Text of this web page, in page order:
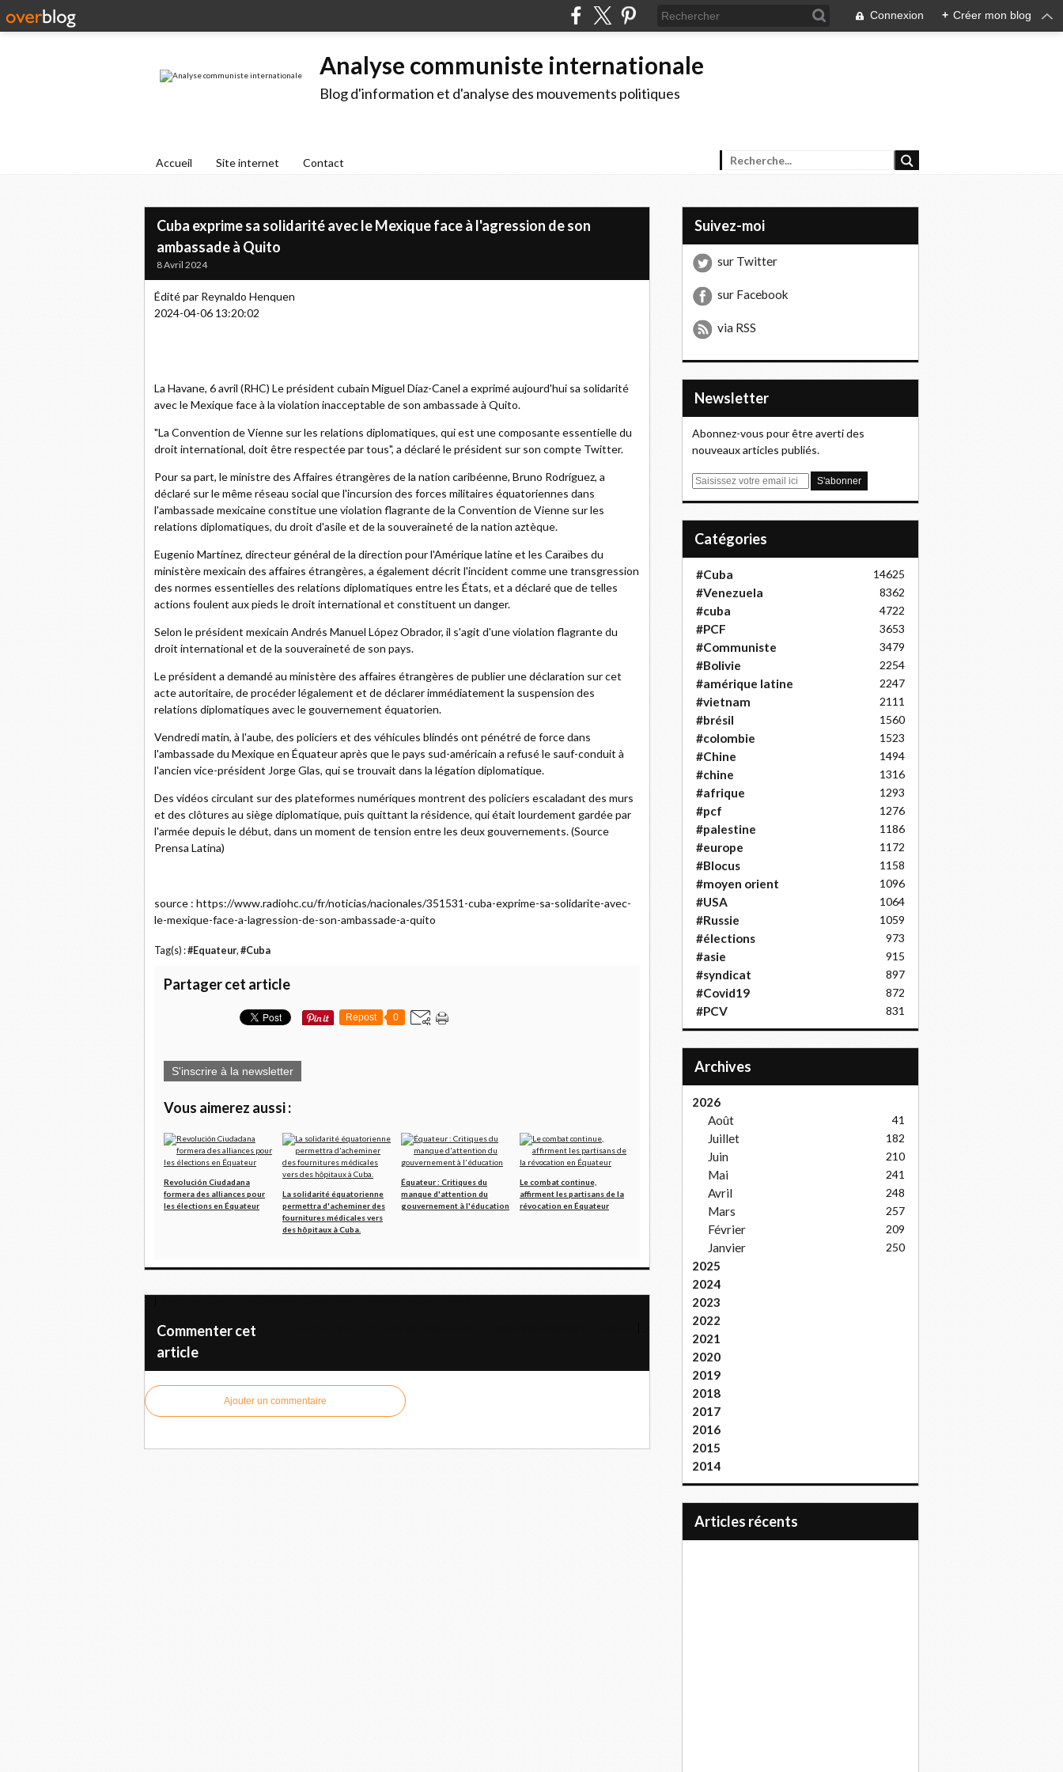
Connexion + Créer mon blog
Analyse communiste internationale
Blog d'information et d'analyse des mouvements politiques
Accueil Site internet Contact
Cuba exprime sa solidarité avec le Mexique face à l'agression de son
ambassade à Quito
8 Avril 2024
Édité par Reynaldo Henquen
2024-04-06 13:20:02
La Havane, 6 avril (RHC) Le président cubain Miguel Díaz-Canel a exprimé aujourd'hui sa solidarité
avec le Mexique face à la violation inacceptable de son ambassade à Quito.
"La Convention de Vienne sur les relations diplomatiques, qui est une composante essentielle du
droit international, doit être respectée par tous", a déclaré le président sur son compte Twitter.
Pour sa part, le ministre des Affaires étrangères de la nation caribéenne, Bruno Rodríguez, a
déclaré sur le même réseau social que l'incursion des forces militaires équatoriennes dans
l'ambassade mexicaine constitue une violation flagrante de la Convention de Vienne sur les
relations diplomatiques, du droit d'asile et de la souveraineté de la nation aztèque.
Eugenio Martínez, directeur général de la direction pour l'Amérique latine et les Caraïbes du
ministère mexicain des affaires étrangères, a également décrit l'incident comme une transgression
des normes essentielles des relations diplomatiques entre les États, et a déclaré que de telles
actions foulent aux pieds le droit international et constituent un danger.
Selon le président mexicain Andrés Manuel López Obrador, il s'agit d'une violation flagrante du
droit international et de la souveraineté de son pays.
Le président a demandé au ministère des affaires étrangères de publier une déclaration sur cet
acte autoritaire, de procéder légalement et de déclarer immédiatement la suspension des
relations diplomatiques avec le gouvernement équatorien.
Vendredi matin, à l'aube, des policiers et des véhicules blindés ont pénétré de force dans
l'ambassade du Mexique en Équateur après que le pays sud-américain a refusé le sauf-conduit à
l'ancien vice-président Jorge Glas, qui se trouvait dans la légation diplomatique.
Des vidéos circulant sur des plateformes numériques montrent des policiers escaladant des murs
et des clôtures au siège diplomatique, puis quittant la résidence, qui était lourdement gardée par
l'armée depuis le début, dans un moment de tension entre les deux gouvernements. (Source
Prensa Latina)
source : https://www.radiohc.cu/fr/noticias/nacionales/351531-cuba-exprime-sa-solidarite-avec-
le-mexique-face-a-lagression-de-son-ambassade-a-quito
Tag(s) :#Equateur, #Cuba
Partager cet article
Repost 0
S'inscrire à la newsletter
Vous aimerez aussi :
Revolución Ciudadana
formera des alliances pour
les élections en Équateur
La solidarité équatorienne
permettra d'acheminer des
fournitures médicales vers
des hôpitaux à Cuba.
Équateur : Critiques du
manque d'attention du
gouvernement à l'éducation
Le combat continue,
affirment les partisans de la
révocation en Équateur
Commenter cet
article
Ajouter un commentaire
Suivez-moi
sur Twitter
sur Facebook
via RSS
Newsletter
Abonnez-vous pour être averti des
nouveaux articles publiés.
E
Catégories
#Cuba 14625
#Venezuela 8362
#cuba 4722
#PCF 3653
#Communiste 3479
#Bolivie 2254
#amérique latine 2247
#vietnam 2111
#brésil 1560
#colombie 1523
#Chine 1494
#chine 1316
#afrique 1293
#pcf 1276
#palestine 1186
#europe 1172
#Blocus 1158
#moyen orient 1096
#USA 1064
#Russie 1059
#élections 973
#asie 915
#syndicat 897
#Covid19 872
#PCV 831
Archives
2026
Août
41
Juillet 182
Juin 210
Mai 241
Avril 248
Mars 257
Février 209
Janvier 250
2025
2024
2023
2022
2021
2020
2019
2018
2017
2016
2015
2014
articles récents